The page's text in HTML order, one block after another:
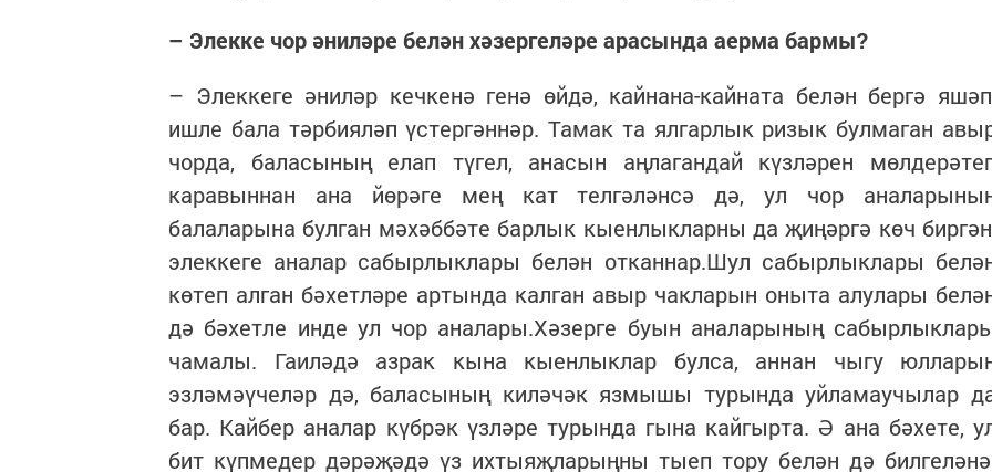
– Элекке чор әниләре белән хәзергеләре арасында аерма бармы?
– Элеккеге әниләр кечкенә генә өйдә, кайнана-кайната белән бергә
ишле бала тәрбияләп үстергәннәр. Тамак та ялгарлык ризык булмаган
чорда, баласының елап түгел, анасын аңлагандай күзләрен
каравыннан ана йөрәге мең кат телгәләнсә дә, ул чор
балаларына булган мәхәббәте барлык кыенлыкларны да җиңәргә көч
элеккеге аналар сабырлыклары белән отканнар.Шул сабырлыклары
көтеп алган бәхетләре артында калган авыр чакларын оныта алулары
дә бәхетле инде ул чор аналары.Хәзерге буын аналарының
чамалы. Гаиләдә азрак кына кыенлыклар булса, аннан чыгу
эзләмәүчеләр дә, баласының киләчәк язмышы турында уйламаучылар
бар. Кайбер аналар күбрәк үзләре турында гына кайгырта. Ә ана бәхете,
бит күпмедер дәрәҗәдә үз ихтыяҗларыңны тыеп тору белән дә